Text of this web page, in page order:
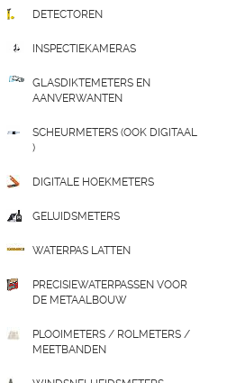
DETECTOREN
INSPECTIEKAMERAS
GLASDIKTEMETERS EN
AANVERWANTEN
SCHEURMETERS (OOK DIGITAAL
)
DIGITALE HOEKMETERS
GELUIDSMETERS
WATERPAS LATTEN
PRECISIEWATERPASSEN VOOR
DE METAALBOUW
PLOOIMETERS / ROLMETERS /
MEETBANDEN